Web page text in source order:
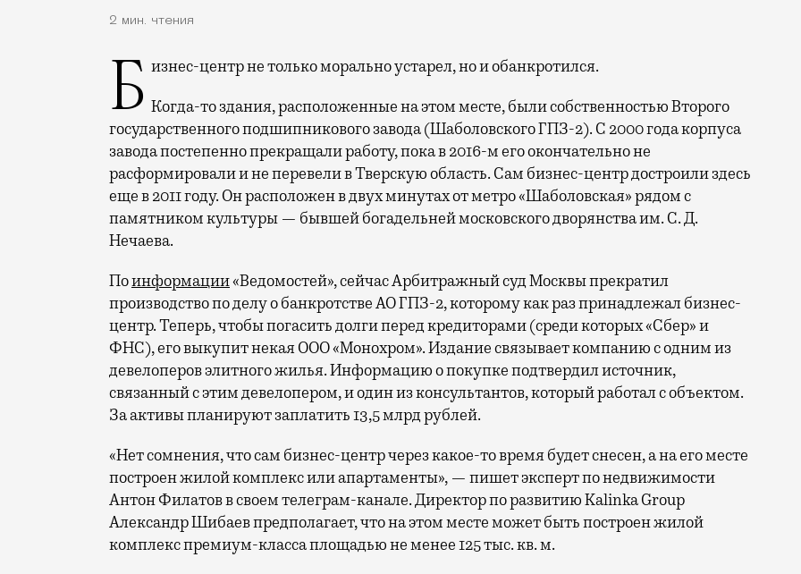
2 мин. чтения
Бизнес-центр не только морально устарел, но и обанкротился.
Когда-то здания, расположенные на этом месте, были собственностью Второго
государственного подшипникового завода (Шаболовского ГПЗ-2). C 2000 года корпуса
завода постепенно прекращали работу, пока в 2016-м его окончательно не
расформировали и не перевели в Тверскую область. Сам бизнес-центр достроили здесь
еще в 2011 году. Он расположен в двух минутах от метро «Шаболовская» рядом с
памятником культуры — бывшей богадельней московского дворянства им. С. Д.
Нечаева.
Поинформации«Ведомостей», сейчас Арбитражный суд Москвы прекратил
производство по делу о банкротстве АО ГПЗ-2, которому как раз принадлежал бизнес-
центр. Теперь, чтобы погасить долги перед кредиторами (среди которых «Сбер» и
ФНС), его выкупит некая ООО «Монохром». Издание связывает компанию с одним из
девелоперов элитного жилья. Информацию о покупке подтвердил источник,
связанный с этим девелопером, и один из консультантов, который работал с объектом.
За активы планируют заплатить 13,5 млрд рублей.
«Нет сомнения, что сам бизнес-центр через какое-то время будет снесен, а на его месте
построен жилой комплекс или апартаменты», — пишет эксперт по недвижимости
Антон Филатов в своем телеграм-канале. Директор по развитию Kalinka Group
Александр Шибаев предполагает, что на этом месте может быть построен жилой
комплекс премиум-класса площадью не менее 125 тыс. кв. м.